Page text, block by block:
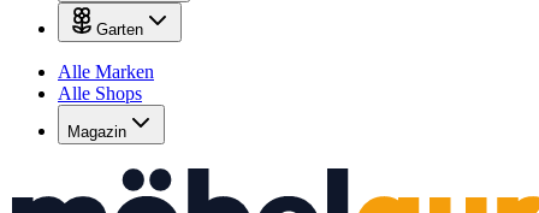
Garten
Alle Marken
Alle Shops
Magazin